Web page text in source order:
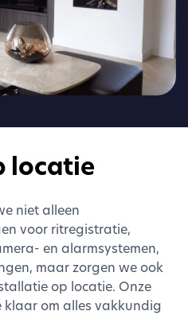
locatie
niet alleen
voor ritregistratie,
en alarmsystemen,
maar zorgen we ook
op locatie. Onze
klaar om alles vakkundig